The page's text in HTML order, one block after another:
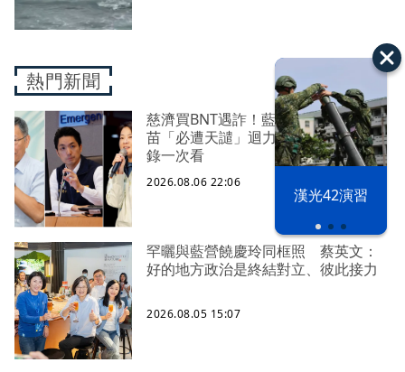
漢光42演習
熱門新聞
慈濟買BNT遇詐！藍白昔嗆政府擋疫
苗「必遭天譴」迴力鏢來了 荒謬語
錄一次看
2026.08.06 22:06
罕曬與藍營饒慶玲同框照 蔡英文：
好的地方政治是終結對立、彼此接力
2026.08.05 15:07